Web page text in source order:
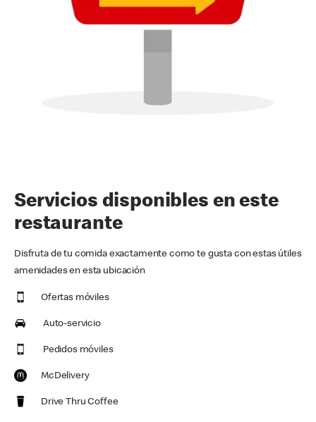
Servicios disponibles en este
restaurante
Disfruta de tu comida exactamente como te gusta con estas útiles
amenidades en esta ubicación
Ofertas móviles
Auto-servicio
Pedidos móviles
McDelivery
Drive Thru Coffee